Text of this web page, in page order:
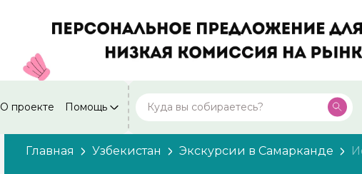
О проекте Помощь
Москва
Россия
Посмотреть все города
Главная Узбекистан Экскурсии в Самарканде